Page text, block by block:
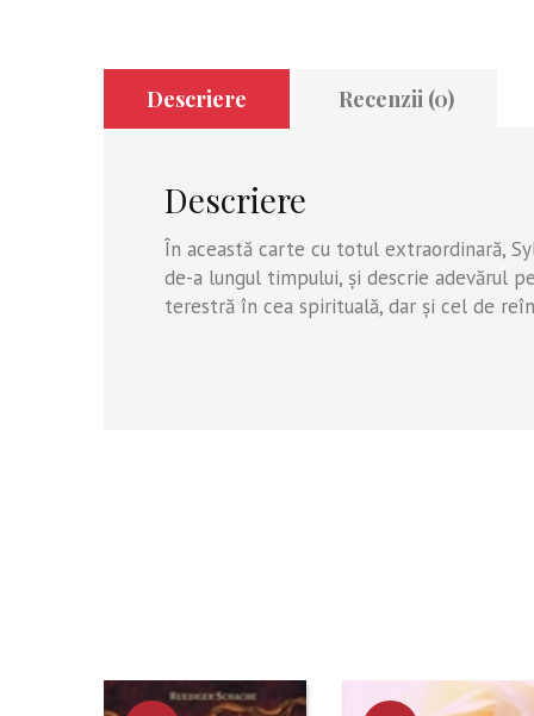
Descriere Recenzii (0)
Descriere
În această carte cu totul extraordinară,
de-a lungul timpului, şi descrie adevărul
terestră în cea spirituală, dar şi cel de